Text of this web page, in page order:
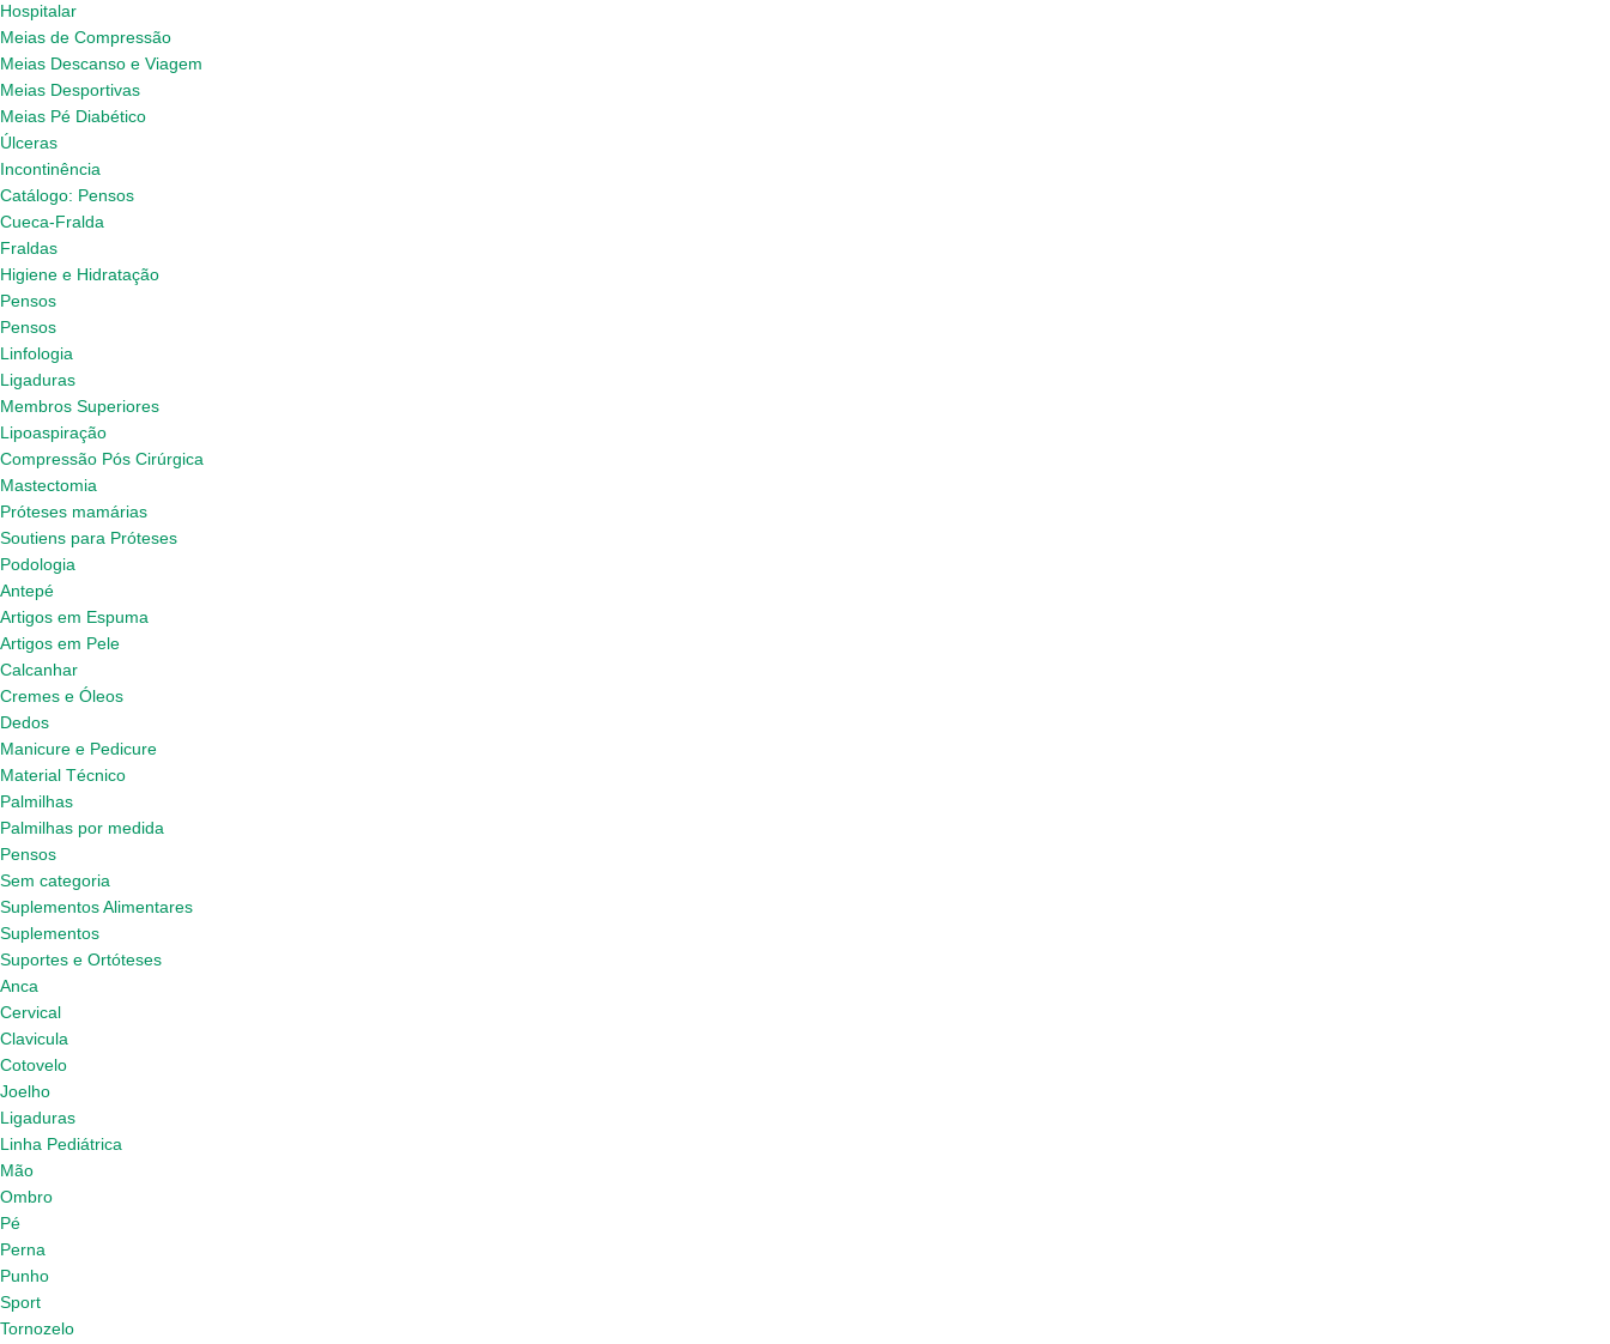
Hospitalar
Meias de Compressão
Meias Descanso e Viagem
Meias Desportivas
Meias Pé Diabético
Úlceras
Incontinência
Catálogo: Pensos
Cueca-Fralda
Fraldas
Higiene e Hidratação
Pensos
Pensos
Linfologia
Ligaduras
Membros Superiores
Lipoaspiração
Compressão Pós Cirúrgica
Mastectomia
Próteses mamárias
Soutiens para Próteses
Podologia
Antepé
Artigos em Espuma
Artigos em Pele
Calcanhar
Cremes e Óleos
Dedos
Manicure e Pedicure
Material Técnico
Palmilhas
Palmilhas por medida
Pensos
Sem categoria
Suplementos Alimentares
Suplementos
Suportes e Ortóteses
Anca
Cervical
Clavicula
Cotovelo
Joelho
Ligaduras
Linha Pediátrica
Mão
Ombro
Pé
Perna
Punho
Sport
Tornozelo